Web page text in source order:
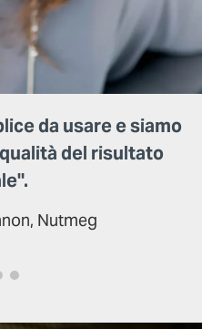
da usare e siamo
del risultato
Nutmeg